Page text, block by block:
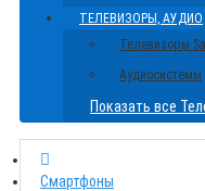
ТЕЛЕВИЗОРЫ, АУДИО
Телевизоры
Аудиосистемы
Показать все
Смартфоны